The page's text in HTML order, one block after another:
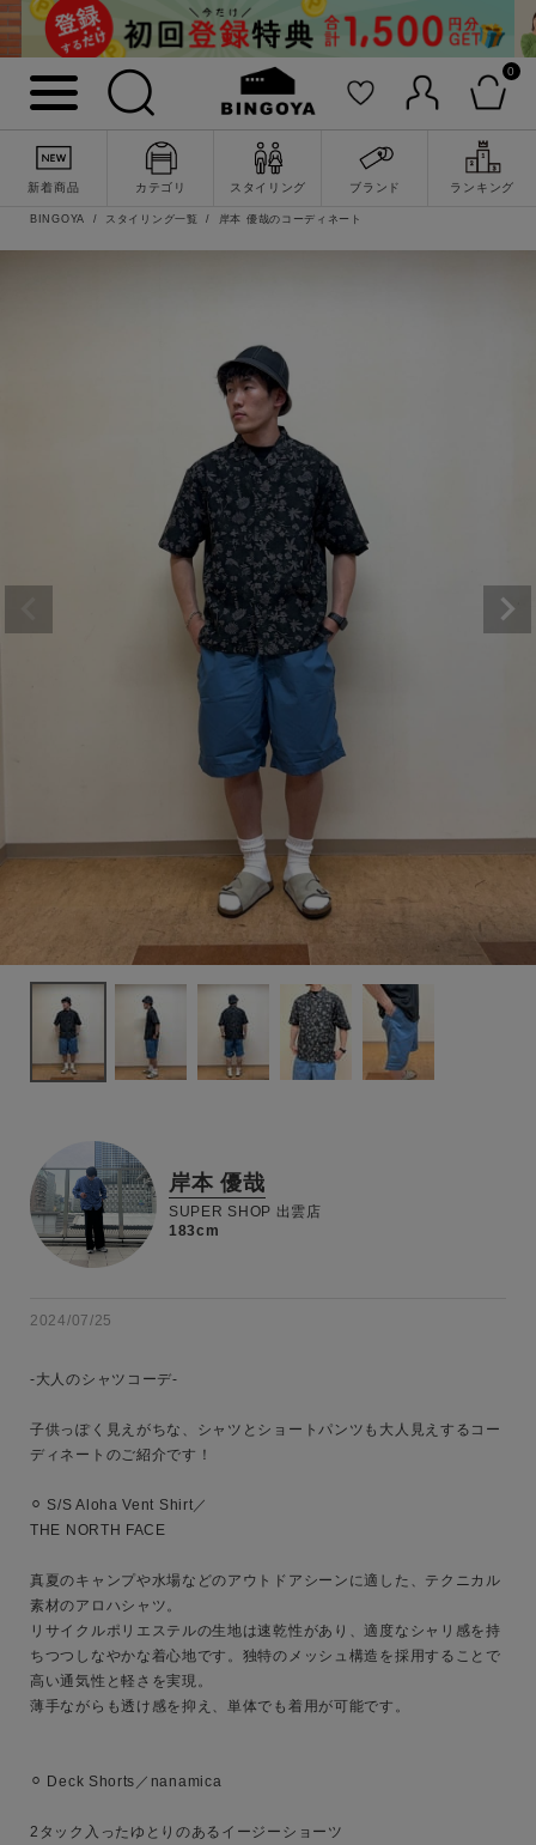
0
新着商品 カテゴリ スタイリング ブランド ランキング
詳細検索
BINGOYA スタイリング一覧 岸本 優哉のコーディネート
岸本 優哉
SUPER SHOP 出雲店
183cm
2024/07/25
-大人のシャツコーデ-
子供っぽく見えがちな、シャツとショートパンツも大人見えするコー
ディネートのご紹介です！
⚪︎ S/S Aloha Vent Shirt／
THE NORTH FACE
真夏のキャンプや水場などのアウトドアシーンに適した、テクニカル
素材のアロハシャツ。
リサイクルポリエステルの生地は速乾性があり、適度なシャリ感を持
ちつつしなやかな着心地です。独特のメッシュ構造を採用することで
高い通気性と軽さを実現。
薄手ながらも透け感を抑え、単体でも着用が可能です。
⚪︎ Deck Shorts／nanamica
2タック入ったゆとりのあるイージーショーツ